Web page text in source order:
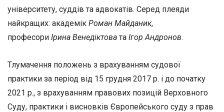
університету, суддів та адвокатів. Серед плеяди
найкращих: академік Роман Майданик,
професори Ірина Венедіктова та Ігор Андронов.
Тлумачення положень з врахуванням судової
практики за період від 15 грудня 2017 р. і до початку
2021 р., з врахуванням правових позицій Верховного
Суду, практики і висновків Європейського суду з прав